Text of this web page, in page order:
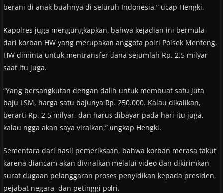
berani di anak buahnya di seluruh Indonesia,” ucap Hengki.
Kapolres juga mengungkapkan, bahwa kejadian ini bermula
dari korban HW yang merupakan anggota polri Polsek Menteng,
HW diminta untuk mentransfer dana sejumlah Rp. 2,5 milyar
saat itu juga.
“Yang bersangkutan dengan dalih untuk membuat satu juta
baju LSM, harga satu bajunya Rp. 250.000. Kalau dikalikan,
berarti Rp. 2,5 milyar, dan harus dibayar pada hari itu juga,
kalau ngga akan saya viralkan,” ungkap Hengki.
Sementara dari hasil pemeriksaan, bahwa korban merasa takut
karena diancam akan diviralkan melalui video dan dikirimkan
surat dugaan pelanggaran proses penyidikan kepada presiden,
pejabat negara, dan petinggi polri.